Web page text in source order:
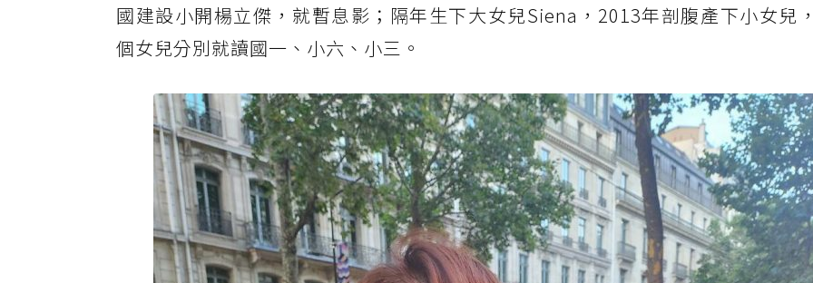
國建設小開楊立傑，就暫息影；隔年生下大女兒Siena，2013年剖腹產下小女兒
個女兒分別就讀國一、小六、小三。